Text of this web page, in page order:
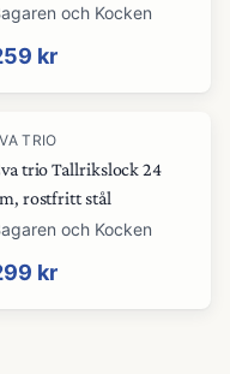
och Kocken
kr
TRIO
trio Tallrikslock 24
rostfritt stål
och Kocken
kr